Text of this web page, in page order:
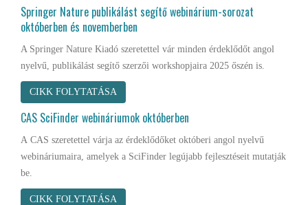
Springer Nature publikálást segítő webinárium-sorozat
októberben és novemberben
A Springer Nature Kiadó szeretettel vár minden érdeklődőt angol
nyelvű, publikálást segítő szerzői workshopjaira 2025 őszén is.
CIKK FOLYTATÁSA
CAS SciFinder webináriumok októberben
A CAS szeretettel várja az érdeklődőket októberi angol nyelvű
webináriumaira, amelyek a SciFinder legújabb fejlesztéseit mutatják
be.
CIKK FOLYTATÁSA